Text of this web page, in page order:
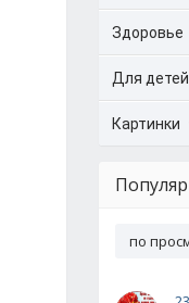
Здоровье
Для детей
Картинки
по